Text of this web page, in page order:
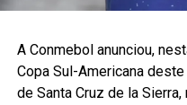
A Conmebol anunciou,
Copa Sul-Americana
de Santa Cruz de la